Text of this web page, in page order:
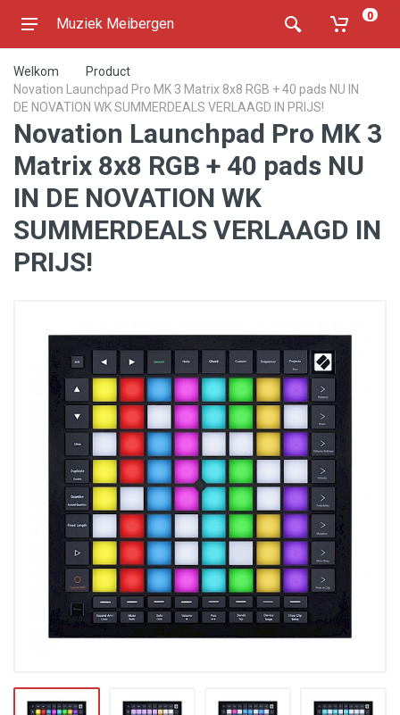
Muziek Meibergen 0
Welkom
Product
Novation Launchpad Pro MK 3 Matrix 8x8 RGB + 40 pads NU IN
DE NOVATION WK SUMMERDEALS VERLAAGD IN PRIJS!
Novation Launchpad Pro MK 3
Matrix 8x8 RGB + 40 pads NU
IN DE NOVATION WK
SUMMERDEALS VERLAAGD IN
PRIJS!